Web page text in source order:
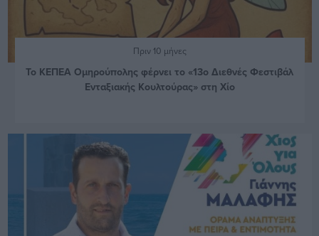
Πριν 10 μήνες
Το ΚΕΠΕΑ Ομηρούπολης φέρνει το «13ο Διεθνές Φεστιβάλ
Ενταξιακής Κουλτούρας» στη Χίο